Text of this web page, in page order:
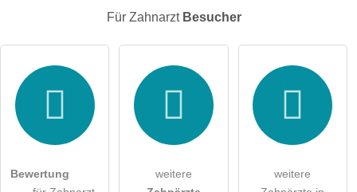
Hiermit akzeptiere ich die .
Die Datenschutzerklärunghabe ich zur Kenntnis genommen.
Für Zahnarzt Besucher
Bewertung
weitere
weitere